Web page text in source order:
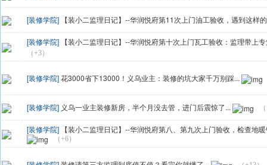
[装修学院] 【装小二监理日记】--华润悦府第11次上门油工验收，遇到这样
[装修学院] 【装小二监理日记】--华润悦府第十次上门瓦工验收：监理带上
（+3）
[装修学院]花3000省下13000！义乌业主：装修的坑大家千万别踩...
[装修学院] 义乌一业主装修新房，半个月没去管，进门后震惊了...
[装修学院] 【装小二监理日记】--华润悦府第八、第九次上门验收，检查地
（+6）